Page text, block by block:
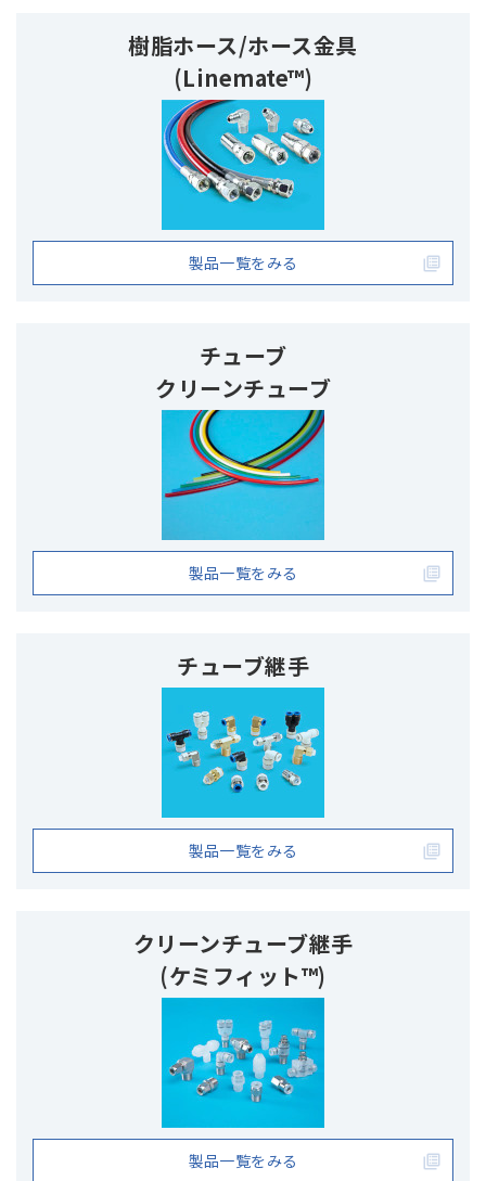
樹脂ホース/ホース金具
(Linemate™)
製品一覧をみる
チューブ
クリーンチューブ
製品一覧をみる
チューブ継手
製品一覧をみる
クリーンチューブ継手
(ケミフィット™)
製品一覧をみる